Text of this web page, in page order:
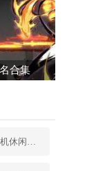
合集
2023年手机休闲游戏排行榜前十名